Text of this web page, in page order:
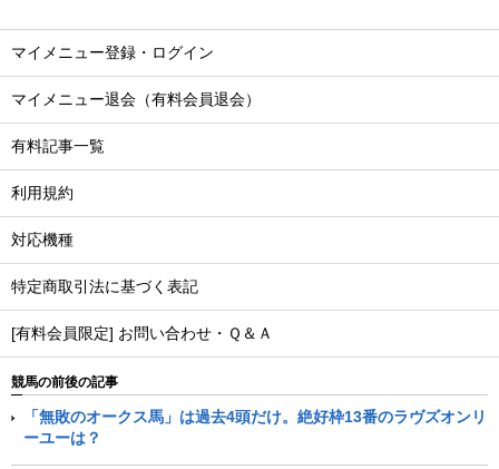
マイメニュー登録・ログイン
マイメニュー退会（有料会員退会）
有料記事一覧
利用規約
対応機種
特定商取引法に基づく表記
[有料会員限定] お問い合わせ・Ｑ＆Ａ
競馬の前後の記事
「無敗のオークス馬」は過去4頭だけ。絶好枠13番のラヴズオンリ
ーユーは？